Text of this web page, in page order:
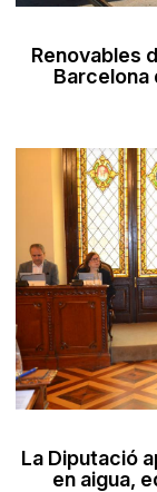
Renovables
Barcelona
La Diputació
en aigua,